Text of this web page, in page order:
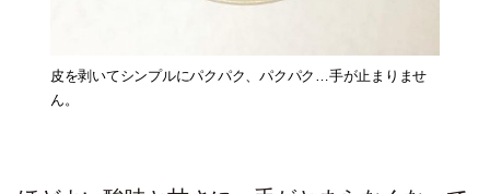
皮を剥いてシンプルにパクパク、パクパク…手が止まりませ
ん。